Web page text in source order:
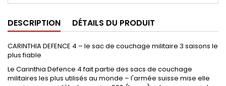
DESCRIPTION DÉTAILS DU PRODUIT
CARINTHIA DEFENCE 4 – le sac de couchage militaire 3 saisons le
plus fiable
Le Carinthia Defence 4 fait partie des sacs de couchage
militaires les plus utilisés au monde – l'armée suisse mise elle